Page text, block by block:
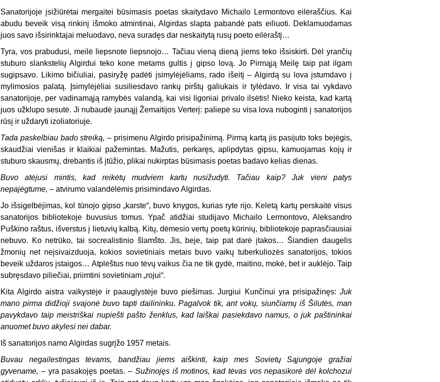
Sanatorijoje įsižiūrėtai mergaitei būsimasis poetas skaitydavo Michailo Lermontovo eilėraščius. Kai
abudu beveik visą rinkinį išmoko atmintinai, Algirdas slapta pabandė pats eiliuoti. Deklamuodamas
juos savo išsirinktajai meluodavo, neva suradęs dar neskaitytą rusų poeto eilėraštį…
Tyra, vos prabudusi, meilė liepsnote liepsnojo… Tačiau vieną dieną jiems teko išsiskirti. Dėl yrančių
stuburo slankstelių Algirdui teko kone metams gultis į gipso lovą. Jo Pirmąją Meilę taip pat ilgam
sugipsavo. Likimo bičiuliai, pasiryžę padėti įsimylėjėliams, rado išeitį – Algirdą su lova įstumdavo į
mylimosios palatą. Įsimylėjėliai susiliesdavo rankų pirštų galiukais ir tylėdavo. Ir visa tai vykdavo
sanatorijoje, per vadinamąją ramybės valandą, kai visi ligoniai privalo ilsėtis! Nieko keista, kad kartą
juos užklupo sesutė. Ji nubaudė jaunąjį Žemaitijos Verterį: paliepė su visa lova nuboginti į sanatorijos
rūsį ir uždaryti izoliatoriuje.
Tada paskelbiau bado streiką,– prisimenu Algirdo prisipažinimą. Pirmą kartą jis pasijuto toks bejėgis,
skaudžiai vienišas ir klaikiai pažemintas. Mažutis, perkaręs, aplipdytas gipsu, kamuojamas kojų ir
stuburo skausmų, drebantis iš įtūžio, plikai nukirptas būsimasis poetas badavo kelias dienas.
Buvo atėjusi mintis, kad reikėtų mudviem kartu nusižudyti. Tačiau kaip? Juk vieni patys
nepajėgtume, – atvirumo valandėlėmis prisimindavo Algirdas.
Jo išsigelbėjimas, kol tūnojo gipso „karste“, buvo knygos, kurias ryte rijo. Keletą kartų perskaitė visus
sanatorijos bibliotekoje buvusius tomus. Ypač atidžiai studijavo Michailo Lermontovo, Aleksandro
Puškino raštus, išverstus į lietuvių kalbą. Kitų, dėmesio vertų poetų kūrinių, bibliotekoje paprasčiausiai
nebuvo. Ko netrūko, tai socrealistinio šlamšto. Jis, beje, taip pat darė įtakos… Šiandien daugelis
žmonių net neįsivaizduoja, kokios sovietiniais metais buvo vaikų tuberkuliozės sanatorijos, tokios
beveik uždaros įstaigos… Atplėštus nuo tėvų vaikus čia ne tik gydė, maitino, mokė, bet ir auklėjo. Taip
subręsdavo piliečiai, priimtini sovietiniam „rojui“.
Kita Algirdo aistra vaikystėje ir paauglystėje buvo piešimas. Jurgiui Kunčinui yra prisipažinęs: Juk
mano pirma didžioji svajonė buvo tapti dailininku. Pagalvok tik, ant vokų, siunčiamų iš Šilutės, man
pavykdavo taip meistriškai nupiešti pašto ženklus, kad laiškai pasiekdavo namus, o juk paštininkai
anuomet buvo akylesi nei dabar.
Iš sanatorijos namo Algirdas sugrįžo 1957 metais.
Buvau negailestingas tėvams, bandžiau jiems aiškinti, kaip mes Sovietų Sąjungoje gražiai
gyvename, – yra pasakojęs poetas. – Sužinojęs iš motinos, kad tėvas vos nepasikorė dėl kolchozui